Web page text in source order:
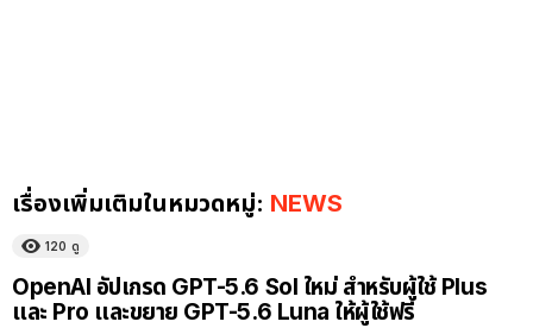
เรื่องเพิ่มเติมในหมวดหมู่: NEWS
120 ดู
OpenAI อัปเกรด GPT-5.6 Sol ใหม่ สำหรับผู้ใช้ Plus
และ Pro และขยาย GPT-5.6 Luna ให้ผู้ใช้ฟรี